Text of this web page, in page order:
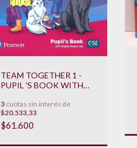
TEAM TOGETHER 1 -
PUPIL 'S BOOK WITH
**NOVEDAD 2020**
3cuotas sin interés de
$20.533,33
$61.600